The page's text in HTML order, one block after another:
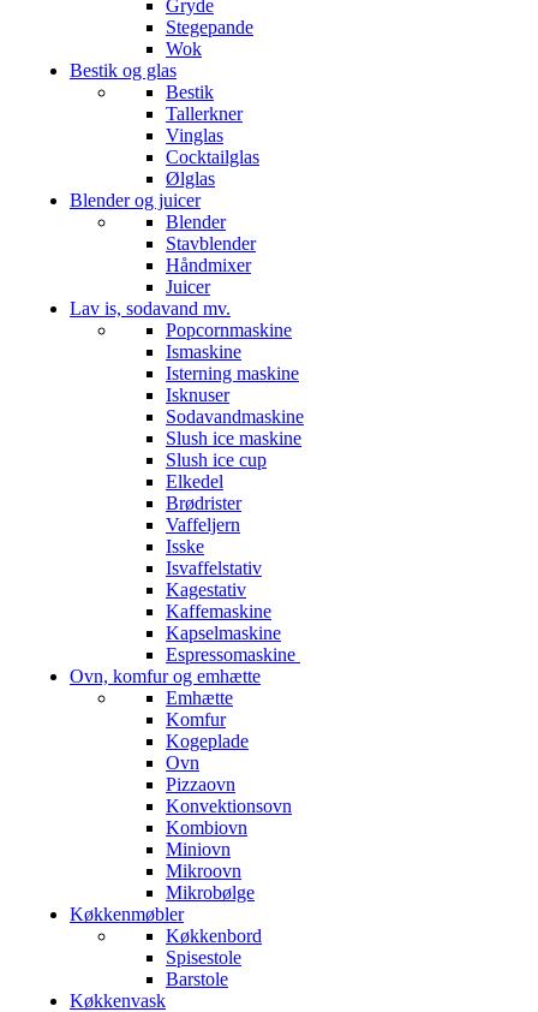
Gryde
Stegepande
Wok
Bestik og glas
Bestik
Tallerkner
Vinglas
Cocktailglas
Ølglas
Blender og juicer
Blender
Stavblender
Håndmixer
Juicer
Lav is, sodavand mv.
Popcornmaskine
Ismaskine
Isterning maskine
Isknuser
Sodavandmaskine
Slush ice maskine
Slush ice cup
Elkedel
Brødrister
Vaffeljern
Isske
Isvaffelstativ
Kagestativ
Kaffemaskine
Kapselmaskine
Espressomaskine
Ovn, komfur og emhætte
Emhætte
Komfur
Kogeplade
Ovn
Pizzaovn
Konvektionsovn
Kombiovn
Miniovn
Mikroovn
Mikrobølge
Køkkenmøbler
Køkkenbord
Spisestole
Barstole
Køkkenvask